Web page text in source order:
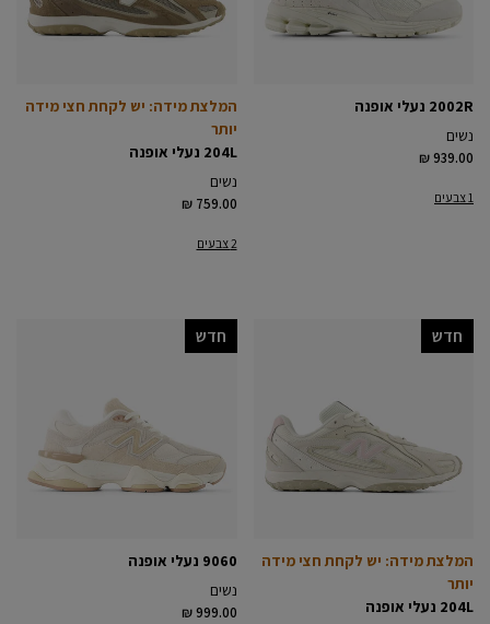
2002R נעלי אופנה
נשים
₪ 939.00
1 צבעים
המלצת מידה: יש לקחת חצי מידה
יותר
204L נעלי אופנה
נשים
₪ 759.00
2 צבעים
המלצת מידה: יש לקחת חצי מידה
יותר
204L נעלי אופנה
חדש
9060 נעלי אופנה
נשים
₪ 999.00
חדש